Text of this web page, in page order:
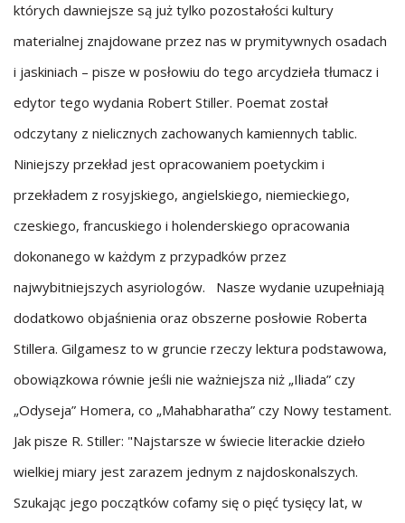
których dawniejsze są już tylko pozostałości kultury
materialnej znajdowane przez nas w prymitywnych osadach
i jaskiniach – pisze w posłowiu do tego arcydzieła tłumacz i
edytor tego wydania Robert Stiller. Poemat został
odczytany z nielicznych zachowanych kamiennych tablic.
Niniejszy przekład jest opracowaniem poetyckim i
przekładem z rosyjskiego, angielskiego, niemieckiego,
czeskiego, francuskiego i holenderskiego opracowania
dokonanego w każdym z przypadków przez
najwybitniejszych asyriologów. Nasze wydanie uzupełniają
dodatkowo objaśnienia oraz obszerne posłowie Roberta
Stillera. Gilgamesz to w gruncie rzeczy lektura podstawowa,
obowiązkowa równie jeśli nie ważniejsza niż „Iliada” czy
„Odyseja” Homera, co „Mahabharatha” czy Nowy testament.
Jak pisze R. Stiller: "Najstarsze w świecie literackie dzieło
wielkiej miary jest zarazem jednym z najdoskonalszych.
Szukając jego początków cofamy się o pięć tysięcy lat, w